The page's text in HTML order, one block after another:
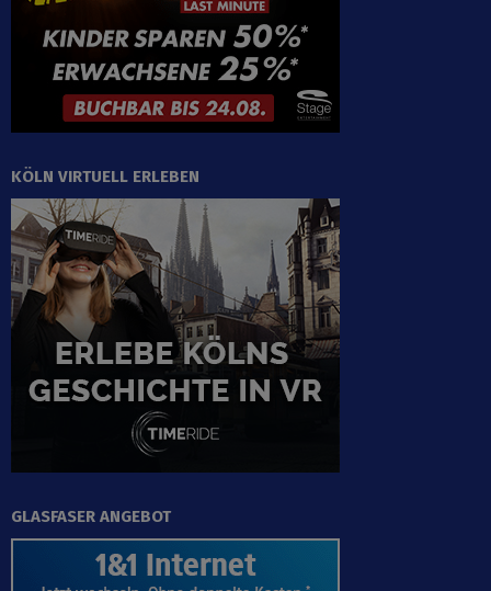
KÖLN VIRTUELL ERLEBEN
GLASFASER ANGEBOT